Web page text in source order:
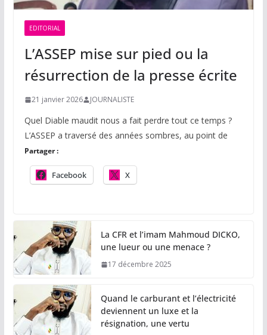
EDITORIAL
L’ASSEP mise sur pied ou la
résurrection de la presse écrite
21 janvier 2026 JOURNALISTE
Quel Diable maudit nous a fait perdre tout ce temps ?
L’ASSEP a traversé des années sombres, au point de
Partager :
Facebook X
La CFR et l’imam Mahmoud DICKO,
une lueur ou une menace ?
17 décembre 2025
Quand le carburant et l’électricité
deviennent un luxe et la
résignation, une vertu